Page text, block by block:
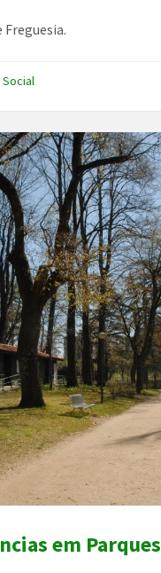
Social
em Parques